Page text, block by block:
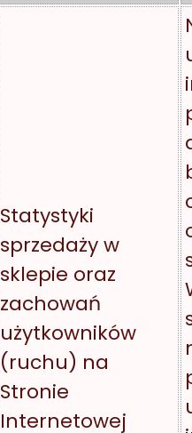
Statystyki
sprzedaży w
sklepie oraz
zachowań
użytkowników
(ruchu) na
Stronie
Internetowej